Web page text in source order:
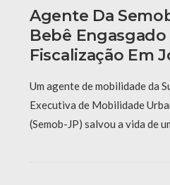
Agente Da
Bebê
Fiscalização Em
Um agente de mobilidade da
Executiva de Mobilidade
(Semob-JP) salvou a vida de